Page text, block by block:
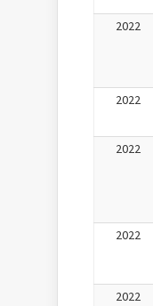
2022
2022
2022
2022
2022